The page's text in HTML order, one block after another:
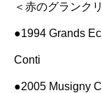
＜赤のグランク
●1994 Grands
Conti
●2005 Musigny